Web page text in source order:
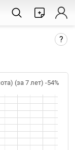
?
на ICE.
дня,
(за 7 лет) -54%